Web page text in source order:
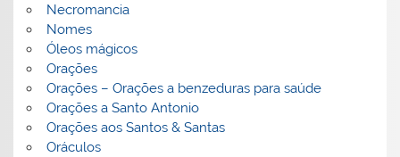
Necromancia
Nomes
Óleos mágicos
Orações
Orações – Orações a benzeduras para saúde
Orações a Santo Antonio
Orações aos Santos & Santas
Oráculos